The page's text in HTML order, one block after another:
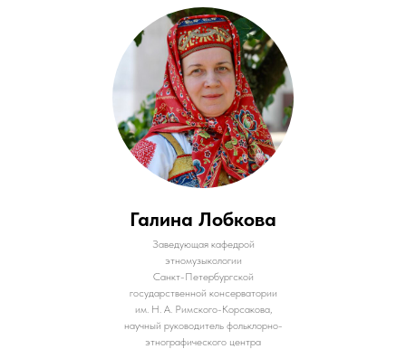
Галина Лобкова
Заведующая кафедрой
этномузыкологии
Санкт-Петербургской
государственной консерватории
им. Н. А. Римского-Корсакова,
научный руководитель фольклорно-
этнографического центра